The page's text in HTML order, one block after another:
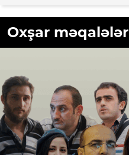
Oxşar məqalələr